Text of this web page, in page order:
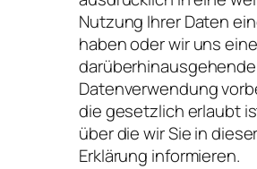
Nutzung Ihrer Daten
haben oder wir uns eine
darüberhinausgehende
Datenverwendung
die gesetzlich erlaubt
über die wir Sie in dieser
Erklärung informieren.